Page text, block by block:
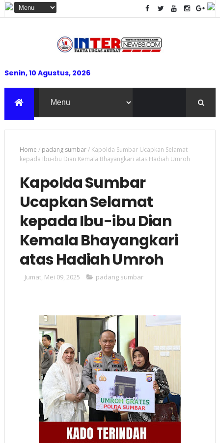
Senin, 10 Agustus, 2026
Home / padang sumbar/ Kapolda Sumbar Ucapkan Selamat
kepada Ibu-ibu Dian Kemala Bhayangkari atas Hadiah Umroh
Kapolda Sumbar
Ucapkan Selamat
kepada Ibu-ibu Dian
Kemala Bhayangkari
atas Hadiah Umroh
Jumat, Mei 09, 2025 padang sumbar